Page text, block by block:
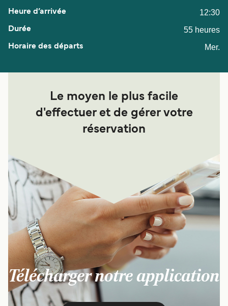
12:30
55 heures
Mer.
Le moyen le plus facile
d'effectuer et de gérer votre
réservation
Télécharger notre application